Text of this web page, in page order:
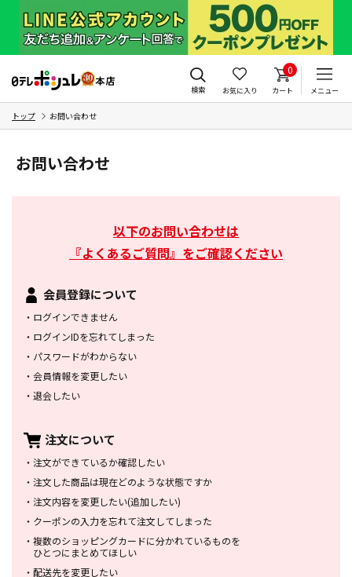
検索 お気に入り
0
カート メニュー
トップ お問い合わせ
お問い合わせ
以下のお問い合わせは
『よくあるご質問』をご確認ください
会員登録について
・ ログインできません
・ ログインIDを忘れてしまった
・ パスワードがわからない
・ 会員情報を変更したい
・ 退会したい
注文について
・ 注文ができているか確認したい
・ 注文した商品は現在どのような状態ですか
・ 注文内容を変更したい(追加したい)
・ クーポンの入力を忘れて注文してしまった
・ 複数のショッピングカードに分かれているものを
ひとつにまとめてほしい
・ 配送先を変更したい